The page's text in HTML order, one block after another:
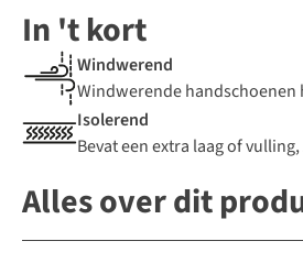
In 't kort
Windwerend
Windwerende handschoenen
Isolerend
Bevat een extra laag of
Alles over dit